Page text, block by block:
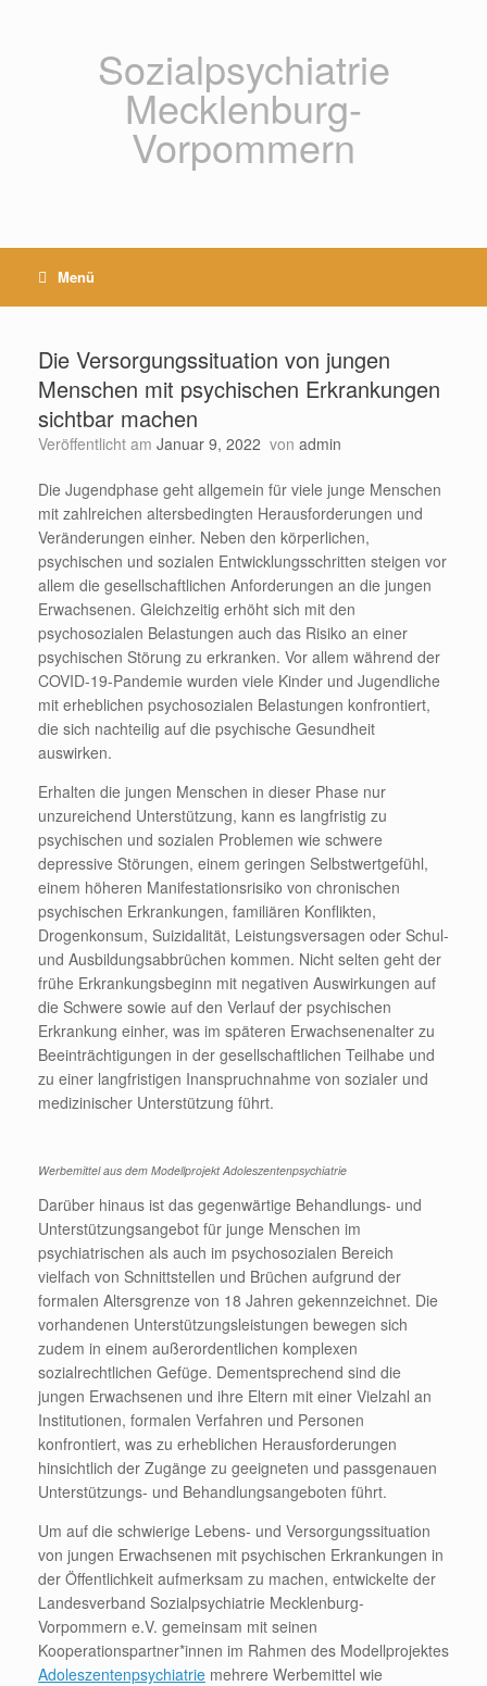
Sozialpsychiatrie
Mecklenburg-
Vorpommern
Menü
Die Versorgungssituation von jungen
Menschen mit psychischen Erkrankungen
sichtbar machen
Veröffentlicht am Januar 9, 2022 von admin
Die Jugendphase geht allgemein für viele junge Menschen
mit zahlreichen altersbedingten Herausforderungen und
Veränderungen einher. Neben den körperlichen,
psychischen und sozialen Entwicklungsschritten steigen vor
allem die gesellschaftlichen Anforderungen an die jungen
Erwachsenen. Gleichzeitig erhöht sich mit den
psychosozialen Belastungen auch das Risiko an einer
psychischen Störung zu erkranken. Vor allem während der
COVID-19-Pandemie wurden viele Kinder und Jugendliche
mit erheblichen psychosozialen Belastungen konfrontiert,
die sich nachteilig auf die psychische Gesundheit
auswirken.
Erhalten die jungen Menschen in dieser Phase nur
unzureichend Unterstützung, kann es langfristig zu
psychischen und sozialen Problemen wie schwere
depressive Störungen, einem geringen Selbstwertgefühl,
einem höheren Manifestationsrisiko von chronischen
psychischen Erkrankungen, familiären Konflikten,
Drogenkonsum, Suizidalität, Leistungsversagen oder Schul-
und Ausbildungsabbrüchen kommen. Nicht selten geht der
frühe Erkrankungsbeginn mit negativen Auswirkungen auf
die Schwere sowie auf den Verlauf der psychischen
Erkrankung einher, was im späteren Erwachsenenalter zu
Beeinträchtigungen in der gesellschaftlichen Teilhabe und
zu einer langfristigen Inanspruchnahme von sozialer und
medizinischer Unterstützung führt.
Werbemittel aus dem Modellprojekt Adoleszentenpsychiatrie
Darüber hinaus ist das gegenwärtige Behandlungs- und
Unterstützungsangebot für junge Menschen im
psychiatrischen als auch im psychosozialen Bereich
vielfach von Schnittstellen und Brüchen aufgrund der
formalen Altersgrenze von 18 Jahren gekennzeichnet. Die
vorhandenen Unterstützungsleistungen bewegen sich
zudem in einem außerordentlichen komplexen
sozialrechtlichen Gefüge. Dementsprechend sind die
jungen Erwachsenen und ihre Eltern mit einer Vielzahl an
Institutionen, formalen Verfahren und Personen
konfrontiert, was zu erheblichen Herausforderungen
hinsichtlich der Zugänge zu geeigneten und passgenauen
Unterstützungs- und Behandlungsangeboten führt.
Um auf die schwierige Lebens- und Versorgungssituation
von jungen Erwachsenen mit psychischen Erkrankungen in
der Öffentlichkeit aufmerksam zu machen, entwickelte der
Landesverband Sozialpsychiatrie Mecklenburg-
Vorpommern e.V. gemeinsam mit seinen
Kooperationspartner*innen im Rahmen des Modellprojektes
Adoleszentenpsychiatrie mehrere Werbemittel wie